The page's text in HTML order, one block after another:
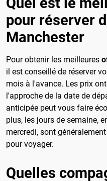
pour réserver
Manchester
Pour obtenir les meilleures
il est conseillé de réserver
mois à l'avance. Les prix
l'approche de la date de
anticipée peut vous faire
plus, les jours de semaine,
mercredi, sont
pour voyager.
Quelles